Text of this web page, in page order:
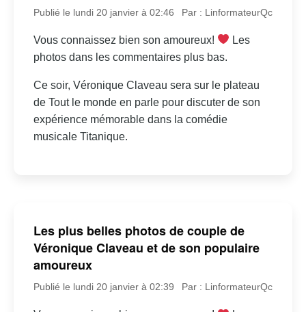
Publié le lundi 20 janvier à 02:46 Par : LinformateurQc
Vous connaissez bien son amoureux!
Les
photos dans les commentaires plus bas.
Ce soir, Véronique Claveau sera sur le plateau
de Tout le monde en parle pour discuter de son
expérience mémorable dans la comédie
musicale Titanique.
Les plus belles photos de couple de
Véronique Claveau et de son populaire
amoureux
Publié le lundi 20 janvier à 02:39 Par : LinformateurQc